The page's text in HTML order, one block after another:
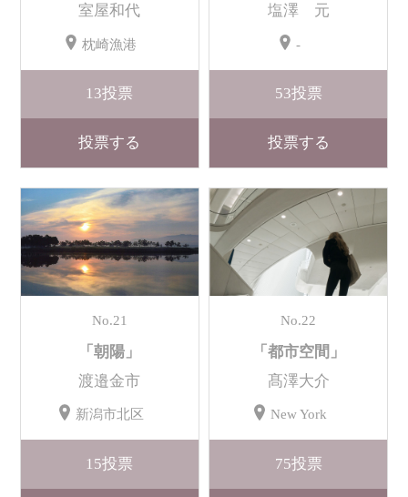
室屋和代
枕崎漁港
13投票
投票する
塩澤 元
-
53投票
投票する
No.21
「朝陽」
渡邉金市
新潟市北区
15投票
No.22
「都市空間」
髙澤大介
New York
75投票